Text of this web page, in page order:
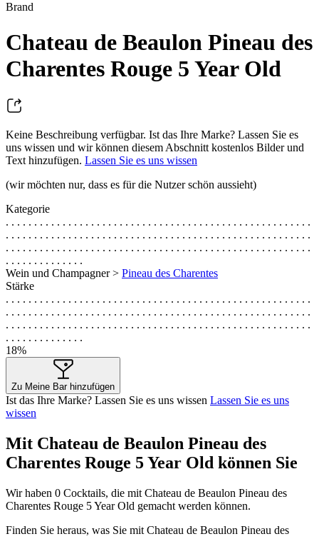
Brand
Chateau de Beaulon Pineau des
Charentes Rouge 5 Year Old
Keine Beschreibung verfügbar. Ist das Ihre Marke? Lassen Sie es
uns wissen und wir können diesem Abschnitt kostenlos Bilder und
Text hinzufügen. Lassen Sie es uns wissen
(wir möchten nur, dass es für die Nutzer schön aussieht)
Kategorie
. . . . . . . . . . . . . . . . . . . . . . . . . . . . . . . . . . . . . . . . . . . . . . . . . . . . . .
. . . . . . . . . . . . . . . . . . . . . . . . . . . . . . . . . . . . . . . . . . . . . . . . . . . . . .
. . . . . . . . . . . . . . . . . . . . . . . . . . . . . . . . . . . . . . . . . . . . . . . . . . . . . .
. . . . . . . . . . . . . .
Wein und Champagner > Pineau des Charentes
Stärke
. . . . . . . . . . . . . . . . . . . . . . . . . . . . . . . . . . . . . . . . . . . . . . . . . . . . . .
. . . . . . . . . . . . . . . . . . . . . . . . . . . . . . . . . . . . . . . . . . . . . . . . . . . . . .
. . . . . . . . . . . . . . . . . . . . . . . . . . . . . . . . . . . . . . . . . . . . . . . . . . . . . .
. . . . . . . . . . . . . .
18%
Zu Meine Bar hinzufügen
Ist das Ihre Marke? Lassen Sie es uns wissen Lassen Sie es uns
wissen
Mit Chateau de Beaulon Pineau des
Charentes Rouge 5 Year Old können Sie
Wir haben 0 Cocktails, die mit Chateau de Beaulon Pineau des
Charentes Rouge 5 Year Old gemacht werden können.
Finden Sie heraus, was Sie mit Chateau de Beaulon Pineau des